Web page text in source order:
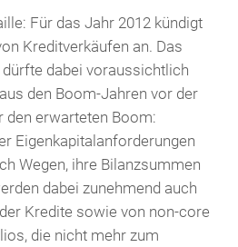
Für das Jahr 2012 kündigt
Kreditverkäufen an. Das
dabei voraussichtlich
den Boom-Jahren vor der
den erwarteten Boom:
Eigenkapitalanforderungen
Wegen, ihre Bilanzsummen
dabei zunehmend auch
Kredite sowie von non-core
die nicht mehr zum